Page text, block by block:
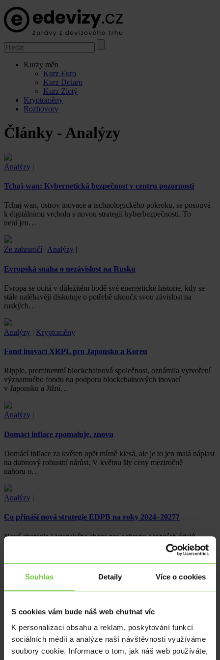
Souhlas Detaily Více o cookies
S cookies vám bude náš web chutnat víc
K personalizaci obsahu a reklam, poskytování funkcí
sociálních médií a analýze naší návštěvnosti využíváme
soubory cookie. Informace o tom, jak náš web používáte,
Kurzy měn
Kurz Euro
Kurz Dolaru
Kurz Zlotý
Kryptoměny
Rozhovory
Články - Analýzy
Analýzy |
Tchaj-wan: Kybernetická bezpečnost v centru pozornosti
Tchaj-wan, ostrov inovace a technologického pokroku, se posouvá
k digitálnímu vrcholu s novou strategií kyberbezpečnosti. To
není jen…
Ze zahraničí | Analýzy |
Evropská snaha o nezávislost na Rusku
Evropa se ocitá v důležitém bodě své energetické historie, kdy se
stále naléhavěji diskutuje o potřebě ukončit svou závislost na
ruských…
Analýzy | Kryptoměny
Fond inovací XRPL pro Japonsko a Koreu
Ripple, prominentní blockchainová společnost, oznámila vytvoření
významného fondu na podporu blockchainových inovací
v Japonsku a Jižní…
Analýzy
Domácí inflace zpomaluje, znovu
Domácí inflace za květen opět mírně klesá, ale je to jen malá náplast
na dubnový robustní nárůst. V květnu šly ceny meziročně
nahoru o…
Analýzy |
Co přináší nová strategie EDPB na roky 2024–2027?
Nová strategie Evropského sboru pro ochranu osobních údajů
(EDPB) na roky 2024–2027 přináší významné změny v oblasti
Analýzy|
v parlamentních volbách EU.
Analýzy|